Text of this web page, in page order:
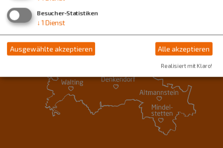
Besucher-Statistiken
↓ 1 Dienst
Ausgewählte akzeptieren Alle akzeptieren
Realisiert mit Klaro!